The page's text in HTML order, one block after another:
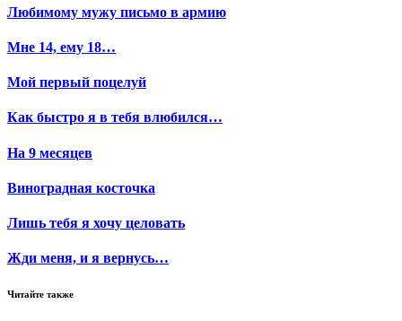
Любимому мужу письмо в армию
Мне 14, ему 18…
Мой первый поцелуй
Как быстро я в тебя влюбился…
На 9 месяцев
Виноградная косточка
Лишь тебя я хочу целовать
Жди меня, и я вернусь…
Читайте также